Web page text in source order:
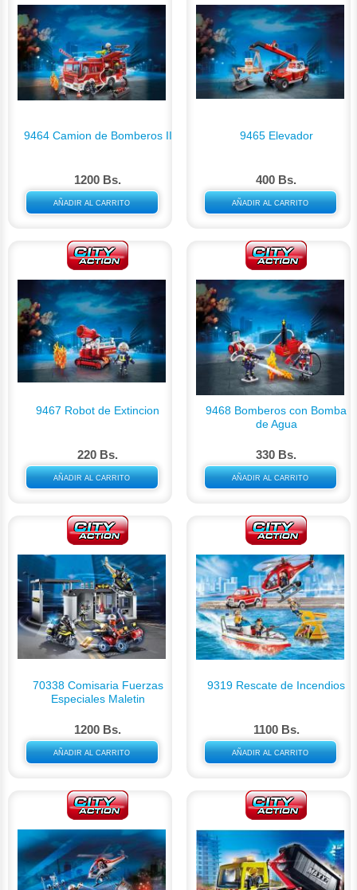
9464 Camion de Bomberos II
1200 Bs.
AÑADIR AL CARRITO
9465 Elevador
400 Bs.
AÑADIR AL CARRITO
9467 Robot de Extincion
220 Bs.
AÑADIR AL CARRITO
9468 Bomberos con Bomba
de Agua
330 Bs.
AÑADIR AL CARRITO
70338 Comisaria Fuerzas
Especiales Maletin
1200 Bs.
AÑADIR AL CARRITO
9319 Rescate de Incendios
1100 Bs.
AÑADIR AL CARRITO